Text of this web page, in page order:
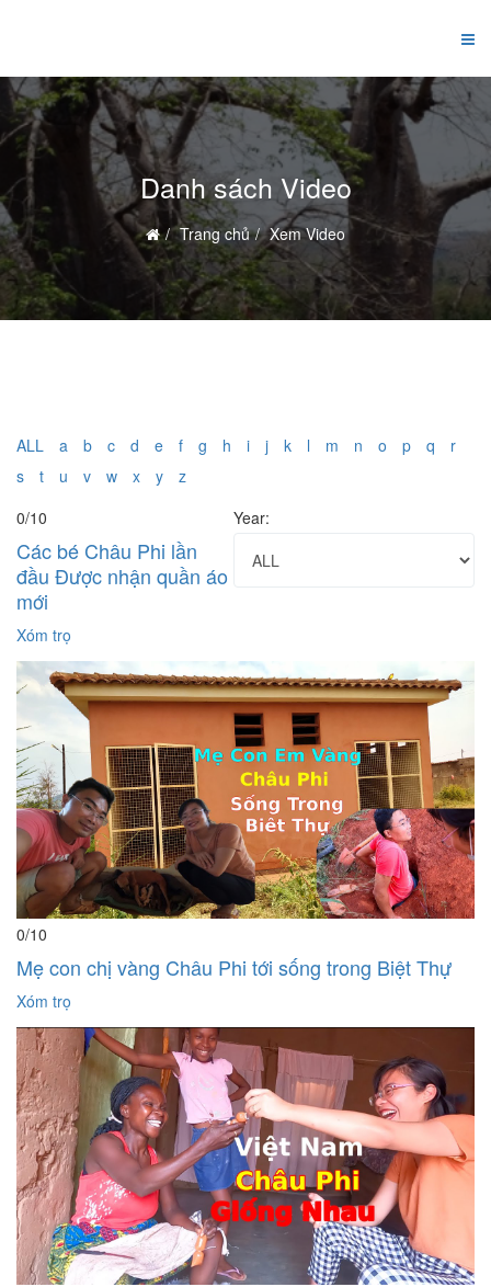
Danh sách Video
Trang chủ Xem Video
ALL a b c d e f g h i j k l m n o p q
r
s
t u v w x y
z
Year:
0/10
Các bé Châu Phi lần
đầu Được nhận quần áo
mới
Xóm trọ
0/10
Mẹ con chị vàng Châu Phi tới sống trong Biệt Thự
Xóm trọ